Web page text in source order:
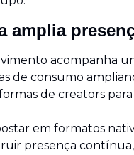
amplia
acompanha
de consumo
de creators
em formatos
presença